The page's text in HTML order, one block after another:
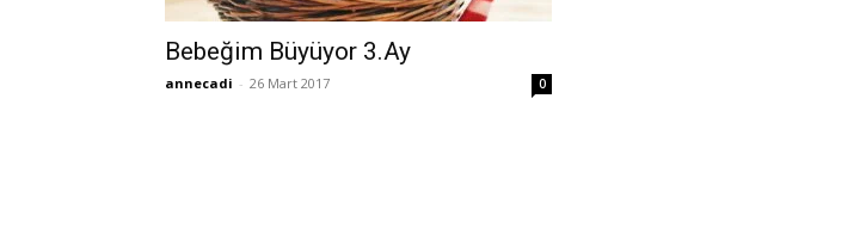
Bebeğim Büyüyor 3.Ay
annecadi - 26 Mart 2017 0